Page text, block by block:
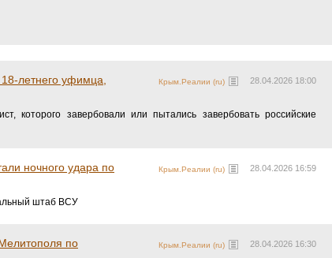
28.04.2026 18:00
Крым.Реалии (ru)
летнего уфимца,
которого завербовали или пытались завербовать российские
28.04.2026 16:59
Крым.Реалии (ru)
ночного удара по
штаб ВСУ
28.04.2026 16:30
Крым.Реалии (ru)
по